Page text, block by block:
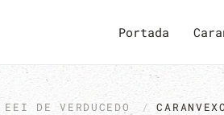
Portada
EEI DE VERDUCEDO